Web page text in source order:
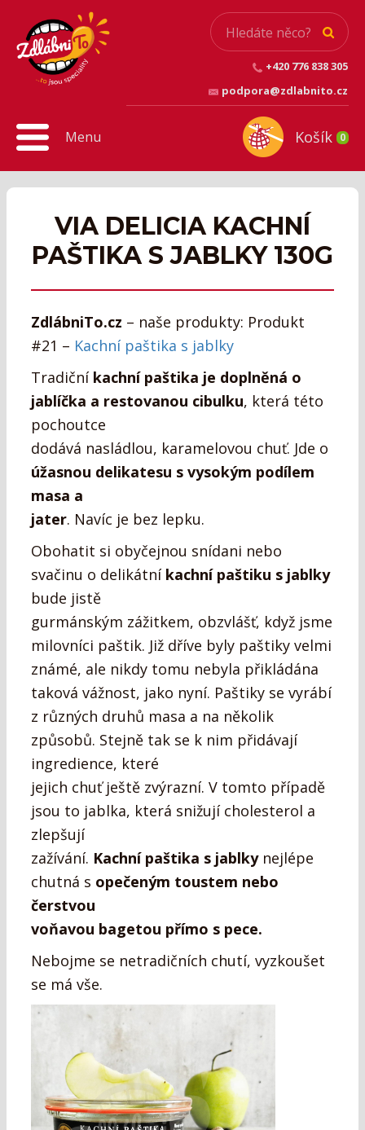
+420 776 838 305
podpora@zdlabnito.cz
Košík 0
Menu
VIA DELICIA KACHNÍ
PAŠTIKA S JABLKY 130G
ZdlábniTo.cz – naše produkty: Produkt
#21 – Kachní paštika s jablky
Tradiční kachní paštika je doplněná o
jablíčka a restovanou cibulku, která této
pochoutce
dodává nasládlou, karamelovou chuť. Jde o
úžasnou delikatesu s vysokým podílem
masa a
jater. Navíc je bez lepku.
Obohatit si obyčejnou snídani nebo
svačinu o delikátníkachní paštiku s jablky
bude jistě
gurmánským zážitkem, obzvlášť, když jsme
milovníci paštik. Již dříve byly paštiky velmi
známé, ale nikdy tomu nebyla přikládána
taková vážnost, jako nyní. Paštiky se vyrábí
z různých druhů masa a na několik
způsobů. Stejně tak se k nim přidávají
ingredience, které
jejich chuť ještě zvýrazní. V tomto případě
jsou to jablka, která snižují cholesterol a
zlepšují
zažívání. Kachní paštika s jablkynejlépe
chutná s opečeným toustem nebo
čerstvou
voňavou bagetou přímo s pece.
Nebojme se netradičních chutí, vyzkoušet
se má vše.